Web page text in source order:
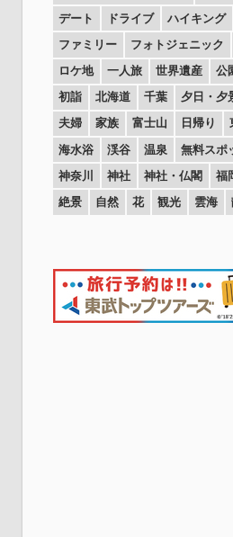
デート
ドライブ ハイキング
ファミリー
フォトジェニック
ロケ地
一人旅 世界遺産 公
初詣
北海道 千葉 夕日・夕
夫婦
家族 富士山 日帰り
海水浴
渓谷 温泉 無料スポ
神奈川
神社 神社・仏閣 福
絶景
自然 花 観光 雲海